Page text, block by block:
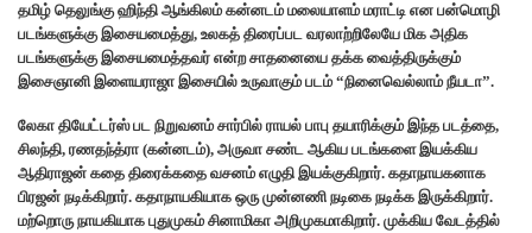
தமிழ் தெலுங்கு ஹிந்தி ஆங்கிலம் கன்னடம் மலையாளம் மராட்டி என பன்மொழி
படங்களுக்கு இசையமைத்து, உலகத் திரைப்பட வரலாற்றிலேயே மிக அதிக
படங்களுக்கு இசையமைத்தவர் என்ற சாதனையை தக்க வைத்திருக்கும்
இசைஞானி இளையராஜா இசையில் உருவாகும் படம் “நினைவெல்லாம் நீயடா”.
லேகா தியேட்டர்ஸ் பட நிறுவனம் சார்பில் ராயல் பாபு தயாரிக்கும் இந்த படத்தை,
சிலந்தி, ரணதந்த்ரா (கன்னடம்), அருவா சண்ட ஆகிய படங்களை இயக்கிய
ஆதிராஜன் கதை திரைக்கதை வசனம் எழுதி இயக்குகிறார். கதாநாயகனாக
பிரஜன் நடிக்கிறார். கதாநாயகியாக ஒரு முன்னணி நடிகை நடிக்க இருக்கிறார்.
மற்றொரு நாயகியாக புதுமுகம் சினாமிகா அறிமுகமாகிறார். முக்கிய வேடத்தில்